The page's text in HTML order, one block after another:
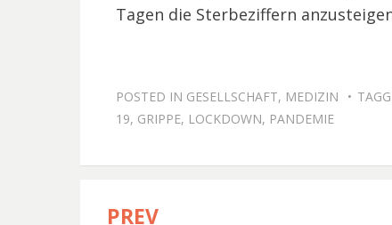
Tagen die Sterbeziffern
POSTED IN GESELLSCHAFT, MEDIZIN
19, GRIPPE, LOCKDOWN, PANDEMIE
PREV